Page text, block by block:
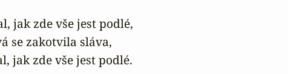
jak zde vše jest podlé,
se zakotvila sláva,
jak zde vše jest podlé.